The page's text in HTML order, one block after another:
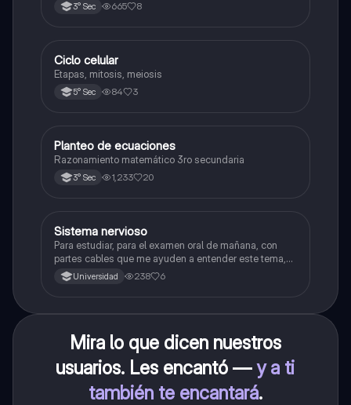
3° Sec 665 8
Biología
Ciclo celular
Etapas, mitosis, meiosis
5° Sec 84 3
Matemáticas
Planteo de ecuaciones
Razonamiento matemático 3ro secundaria
3° Sec 1,233 20
Biología
Sistema nervioso
Para estudiar, para el examen oral de mañana, con
partes cables que me ayuden a entender este tema,
porque se me complica un poco ya que el tema es
muy extenso y quisiera poder lograr entenderlo
Universidad 238 6
Mira lo que dicen nuestros
usuarios. Les encantó —y a ti
también te encantará.